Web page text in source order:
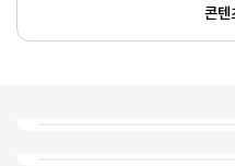
콘텐